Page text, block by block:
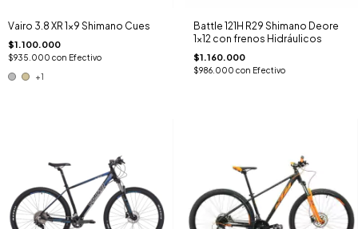
Vairo 3.8 XR 1x9 Shimano Cues
$1.100.000
$935.000 con Efectivo
+1
Battle 121H R29 Shimano Deore
1x12 con frenos Hidráulicos
$1.160.000
$986.000 con Efectivo